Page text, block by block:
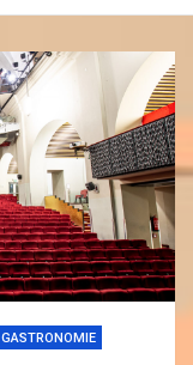
GASTRONOMIE